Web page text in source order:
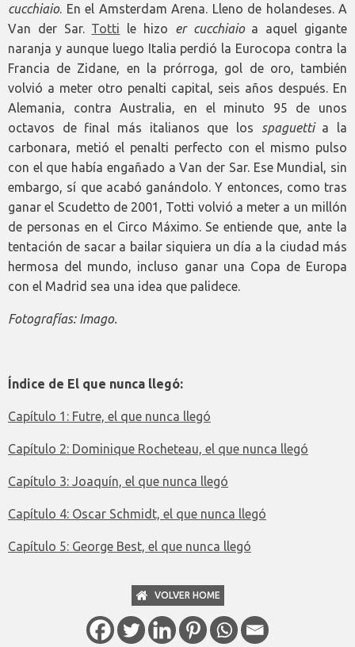
cucchiaio. En el Amsterdam Arena. Lleno de holandeses. A
Van der Sar. Totti le hizo er cucchiaioa aquel gigante
naranja y aunque luego Italia perdió la Eurocopa contra la
Francia de Zidane, en la prórroga, gol de oro, también
volvió a meter otro penalti capital, seis años después. En
Alemania, contra Australia, en el minuto 95 de unos
octavos de final más italianos que los spaguettia la
carbonara, metió el penalti perfecto con el mismo pulso
con el que había engañado a Van der Sar. Ese Mundial, sin
embargo, sí que acabó ganándolo. Y entonces, como tras
ganar el Scudetto de 2001, Totti volvió a meter a un millón
de personas en el Circo Máximo. Se entiende que, ante la
tentación de sacar a bailar siquiera un día a la ciudad más
hermosa del mundo, incluso ganar una Copa de Europa
con el Madrid sea una idea que palidece.
Fotografías: Imago.
Índice de El que nunca llegó:
Capítulo 1: Futre, el que nunca llegó
Capítulo 2: Dominique Rocheteau, el que nunca llegó
Capítulo 3: Joaquín, el que nunca llegó
Capítulo 4: Oscar Schmidt, el que nunca llegó
Capítulo 5: George Best, el que nunca llegó
VOLVER HOME